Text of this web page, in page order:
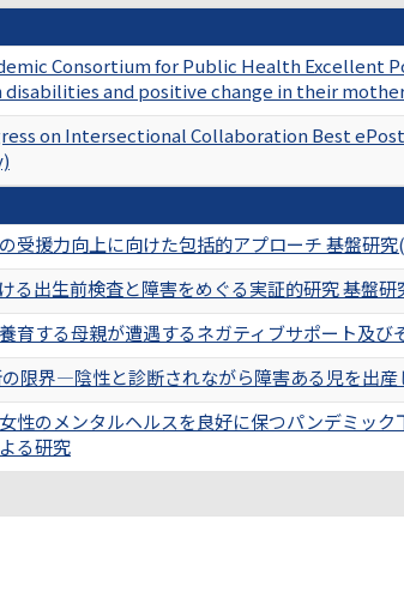
Consortium for Public Health
and positive change in their
on Intersectional Collaboration Best
受援力向上に向けた包括的アプローチ 基盤研究
る出生前検査と障害をめぐる実証的研究 基盤研
育する母親が遭遇するネガティブサポート及
限界―陰性と診断されながら障害ある児を出
性のメンタルヘルスを良好に保つパンデミッ
る研究